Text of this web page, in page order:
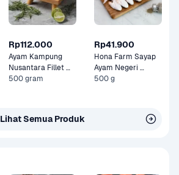
Rp112.000
Ayam Kampung
Nusantara Fillet
Paha Ayam
500 gram
Rp41.900
Hona Farm Sayap
Ayam Negeri
Organik
500 g
Lihat Semua Produk